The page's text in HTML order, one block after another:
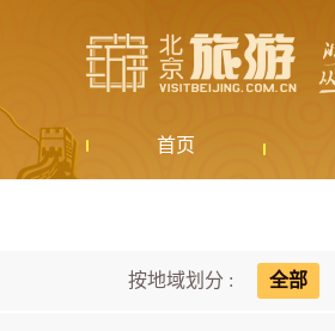
首页
按地域划分 : 全部